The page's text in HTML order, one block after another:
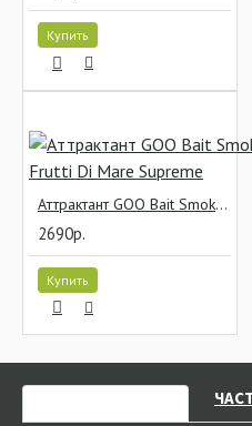
Купить
Аттрактант GOO Bait Smoke Frutti Di Mare Supreme
2690р.
Купить